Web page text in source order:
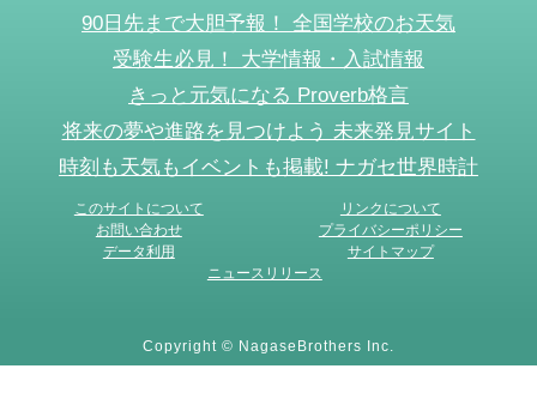
90日先まで大胆予報！ 全国学校のお天気
受験生必見！ 大学情報・入試情報
きっと元気になる Proverb格言
将来の夢や進路を見つけよう 未来発見サイト
時刻も天気もイベントも掲載! ナガセ世界時計
このサイトについて
リンクについて
お問い合わせ
プライバシーポリシー
データ利用
サイトマップ
ニュースリリース
Copyright © NagaseBrothers Inc.